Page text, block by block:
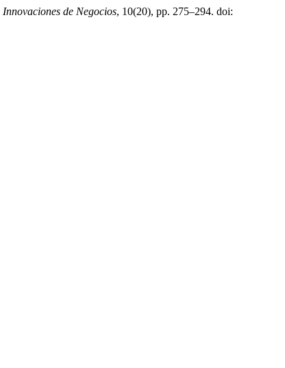
Innovaciones de Negocios, 10(20), pp. 275–294. doi: